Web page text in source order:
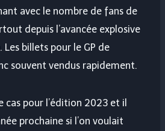
avec le nombre de fans de
depuis l’avancée explosive
Les billets pour le GP de
souvent vendus rapidement.
pour l’édition 2023 et il
prochaine si l’on voulait